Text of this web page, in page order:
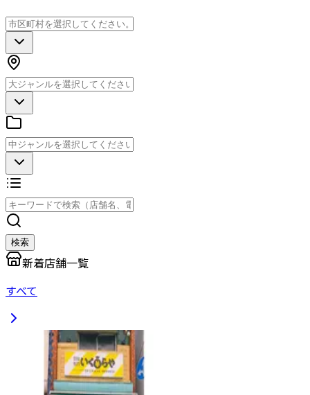
検索
新着店舗一覧
すべて